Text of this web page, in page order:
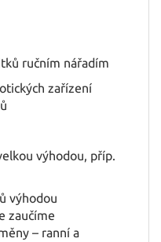
ručním nářadím
zařízení
výhodou, příp.
výhodou
zaučíme
– ranní a